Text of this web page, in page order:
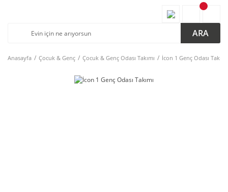
ARA
Anasayfa Çocuk & Genç Çocuk & Genç Odası Takımı İcon 1 Genç Odası Takımı